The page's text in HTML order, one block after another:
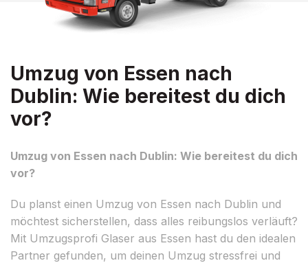
Umzug von Essen nach
Dublin: Wie bereitest du dich
vor?
Umzug von Essen nach Dublin: Wie bereitest du dich
vor?
Du planst einen Umzug von Essen nach Dublin und
möchtest sicherstellen, dass alles reibungslos verläuft?
Mit Umzugsprofi Glaser aus Essen hast du den idealen
Partner gefunden, um deinen Umzug stressfrei und